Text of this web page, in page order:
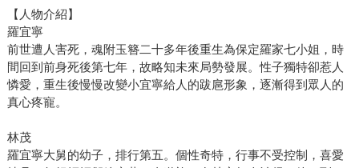
【人物介紹】
羅宜寧
前世遭人害死，魂附玉簪二十多年後重生為保定羅家七小姐，時
間回到前身死後第七年，故略知未來局勢發展。性子獨特卻惹人
憐愛，重生後慢慢改變小宜寧給人的跋扈形象，逐漸得到眾人的
真心疼寵。
林茂
羅宜寧大舅的幼子，排行第五。個性奇特，行事不受控制，喜愛